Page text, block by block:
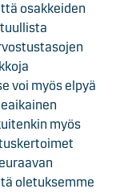
osakkeiden
voi myös elpyä
myös
oletuksemme